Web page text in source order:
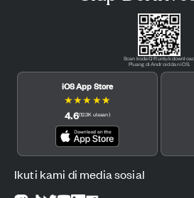
Scan kode QR untuk download
Pluang di Android dan iOS.
iOS App Store
★★★ ★★
4.6(12.3K ulasan)
Ikuti kami di media sosial